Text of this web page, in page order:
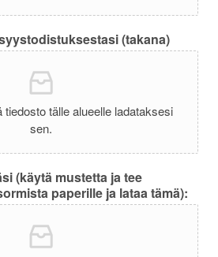
(takana)
tiedosto tälle alueelle ladataksesi
sen.
(käytä mustetta ja tee
paperille ja lataa tämä):